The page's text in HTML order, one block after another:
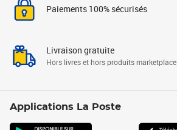
Paiements 100% sécurisés
Livraison gratuite
Hors livres et hors produits marketplace
Applications La Poste